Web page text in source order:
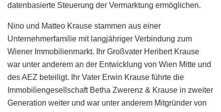
datenbasierte Steuerung der Vermarktung ermöglichen.
Nino und Matteo Krause stammen aus einer
Unternehmerfamilie mit langjähriger Verbindung zum
Wiener Immobilienmarkt. Ihr Großvater Heribert Krause
war unter anderem an der Entwicklung von Wien Mitte und
des AEZ beteiligt. Ihr Vater Erwin Krause führte die
Immobiliengesellschaft Betha Zwerenz & Krause in zweiter
Generation weiter und war unter anderem Mitgründer von